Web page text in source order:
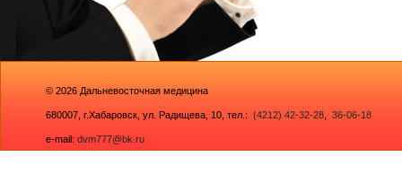
© 2026 Дальневосточная медицина
680007, г.Хабаровск, ул. Радищева, 10 , тел.: (4212) 42-32-28 36-06-18
e-mail: dvm777@bk.ru